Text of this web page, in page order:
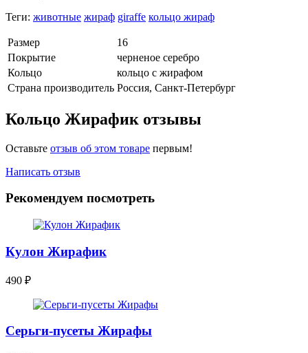
Теги: животные жираф giraffe кольцо жираф
Размер
16
Покрытие
черненое серебро
Кольцо
кольцо с жирафом
Страна производитель Россия, Санкт-Петербург
Кольцо Жирафик отзывы
Оставьте отзыв об этом товаре первым!
Написать отзыв
Рекомендуем посмотреть
Кулон Жирафик
490 ₽
Серьги-пусеты Жирафы